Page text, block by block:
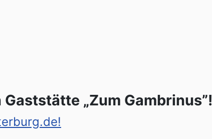
„Zum Gambrinus”!